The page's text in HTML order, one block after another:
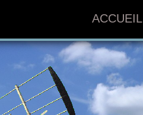
ACCUEIL